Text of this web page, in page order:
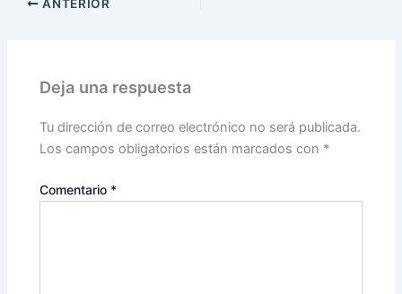
ANTERIOR
Deja una respuesta
Tu dirección de correo electrónico no será publicada.
Los campos obligatorios están marcados con *
Comentario *